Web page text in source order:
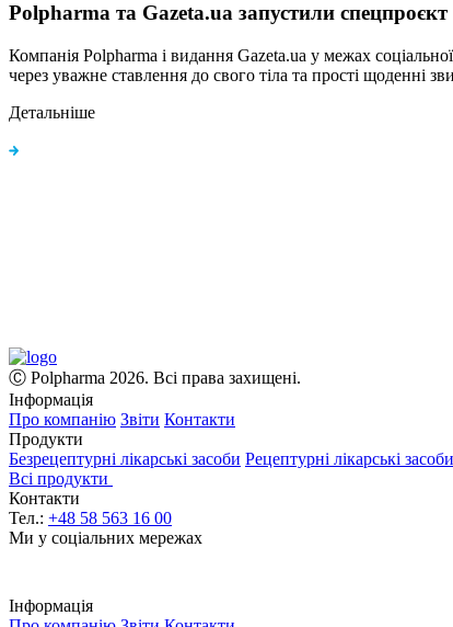
Polpharma та Gazeta.ua запустили спецпроєкт
Компанія Polpharma і видання Gazeta.ua у межах
через уважне ставлення до свого тіла та прості щоденні
Детальніше
Ⓒ Polpharma 2026. Всі права захищені.
Інформація
Про компанію Звіти Контакти
Продукти
Безрецептурні лікарські засоби Рецептурні лікарські засоби
Всі продукти
Контакти
Тел.: +48 58 563 16 00
Ми у соціальних мережах
Інформація